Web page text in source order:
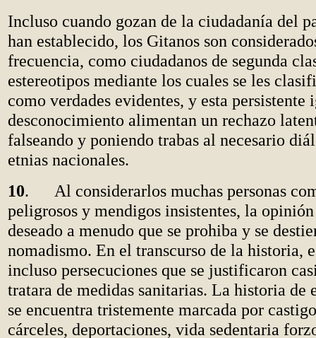
Incluso cuando gozan de la ciudadanía del
han establecido, los Gitanos son
frecuencia, como ciudadanos de segunda
estereotipos mediante los cuales se les
como verdades evidentes, y esta persistente
desconocimiento alimentan un rechazo
falseando y poniendo trabas al necesario
etnias nacionales.
10. Al considerarlos muchas personas
peligrosos y mendigos insistentes, la
deseado a menudo que se prohiba y se
nomadismo. En el transcurso de la historia,
incluso persecuciones que se justificaron
tratara de medidas sanitarias. La historia de
se encuentra tristemente marcada por
cárceles, deportaciones, vida sedentaria